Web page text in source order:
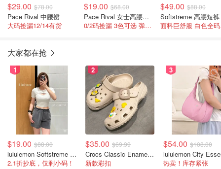
$29.00 $78.00
Pace Rival 中腰裙
大码捡漏12/14有货
$19.00 $68.00
Pace Rival 女士高腰短裤
0/2码捡漏 3色可选 弹力超大110斤内可以穿
$49.00 $88.00
面
大家都在抢
1
$19.00 $88.00
lululemon Softstreme 女士高腰短裤 10cm
2.1折抄底，仅剩小码！
2
$35.00 $69.99
Crocs Classic Enamel Buckle 卡骆驰布扣便鞋
新款彩扣
3
$54.00 $108.00
热卖！库存紧张